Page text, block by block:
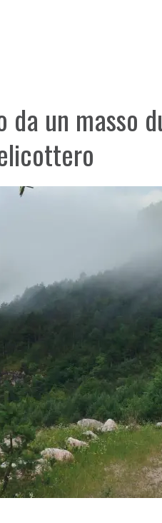
un masso